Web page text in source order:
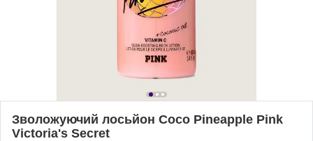
Зволожуючий лосьйон Coco Pineapple Pink
Victoria's Secret